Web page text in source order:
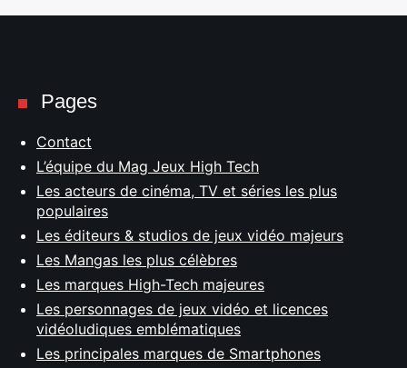
Pages
Contact
L’équipe du Mag Jeux High Tech
Les acteurs de cinéma, TV et séries les plus
populaires
Les éditeurs & studios de jeux vidéo majeurs
Les Mangas les plus célèbres
Les marques High-Tech majeures
Les personnages de jeux vidéo et licences
vidéoludiques emblématiques
Les principales marques de Smartphones